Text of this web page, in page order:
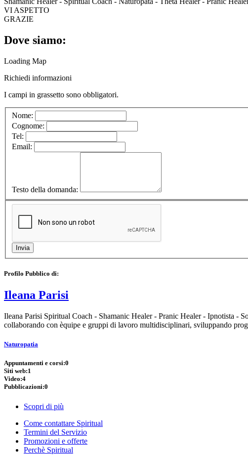
VI ASPETTO
GRAZIE
Dove siamo:
Loading Map
Richiedi informazioni
I campi in grassetto sono obbligatori.
Nome:
Cognome:
Tel:
Email:
Testo della domanda:
Profilo Pubblico di:
Ileana Parisi
Ileana Parisi Spiritual Coach - Shamanic Healer - Pranic Healer - Ipnotista -
collaborando con èquipe e gruppi di lavoro multidisciplinari, sviluppando
Naturopatia
Appuntamenti e corsi:0
Siti web:1
Video:4
Pubblicazioni:0
Scopri di più
Come contattare Spiritual
Termini del Servizio
Promozioni e offerte
Perchè Spiritual